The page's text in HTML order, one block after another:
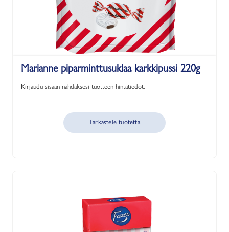
Marianne piparminttusuklaa karkkipussi 220g
Kirjaudu sisään nähdäksesi tuotteen hintatiedot.
Tarkastele tuotetta